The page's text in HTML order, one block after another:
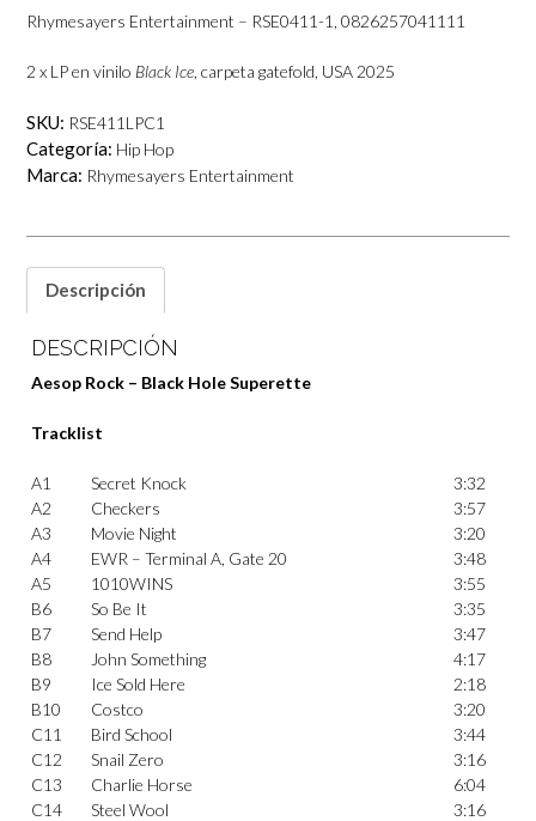
Rhymesayers Entertainment – RSE0411-1, 0826257041111
2 x LP en vinilo Black Ice, carpeta gatefold, USA 2025
SKU: RSE411LPC1
Categoría: Hip Hop
Marca: Rhymesayers Entertainment
Descripción
DESCRIPCIÓN
Aesop Rock – Black Hole Superette
Tracklist
A1 Secret Knock
3:32
A2
Checkers
3:57
A3
Movie Night
3:20
A4
EWR – Terminal A, Gate 20
3:48
A5
1010WINS
3:55
B6
So Be It
3:35
B7
Send Help
3:47
B8
John Something
4:17
B9
Ice Sold Here
2:18
B10
Costco
3:20
C11
Bird School
3:44
C12
Snail Zero
3:16
C13
Charlie Horse
6:04
C14
Steel Wool
3:16